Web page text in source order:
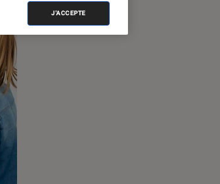
J'ACCEPTE